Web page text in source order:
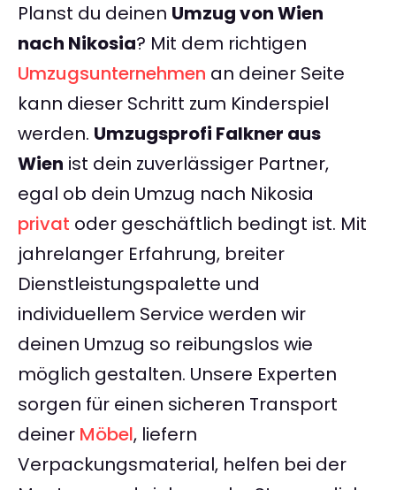
Planst du deinen Umzug von Wien
nach Nikosia? Mit dem richtigen
Umzugsunternehmen an deiner Seite
kann dieser Schritt zum Kinderspiel
werden. Umzugsprofi Falkner aus
Wien ist dein zuverlässiger Partner,
egal ob dein Umzug nach Nikosia
privat oder geschäftlich bedingt ist. Mit
jahrelanger Erfahrung, breiter
Dienstleistungspalette und
individuellem Service werden wir
deinen Umzug so reibungslos wie
möglich gestalten. Unsere Experten
sorgen für einen sicheren Transport
deiner Möbel, liefern
Verpackungsmaterial, helfen bei der